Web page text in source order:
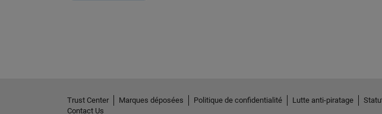
Trust Center Marques déposées Politique de confidentialité Lutte anti-piratage
Contact Us